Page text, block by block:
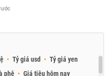
Tỷ giá usd
Tỷ giá yen
phê
Giá tiêu hôm nay